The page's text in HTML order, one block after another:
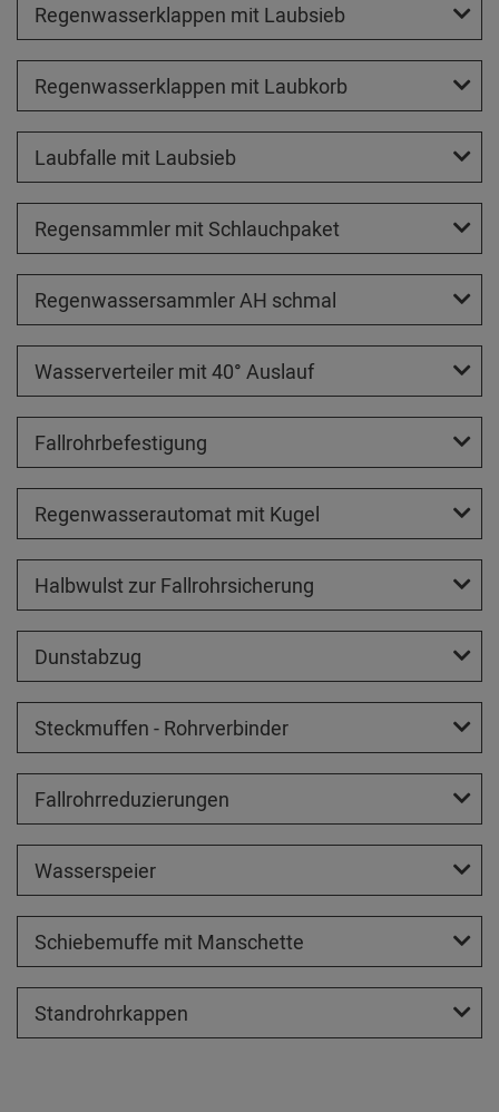
Regenwasserklappen mit Laubsieb
Regenwasserklappen mit Laubkorb
Laubfalle mit Laubsieb
Regensammler mit Schlauchpaket
Regenwassersammler AH schmal
Wasserverteiler mit 40° Auslauf
Fallrohrbefestigung
Regenwasserautomat mit Kugel
Halbwulst zur Fallrohrsicherung
Dunstabzug
Steckmuffen - Rohrverbinder
Fallrohrreduzierungen
Wasserspeier
Schiebemuffe mit Manschette
Standrohrkappen